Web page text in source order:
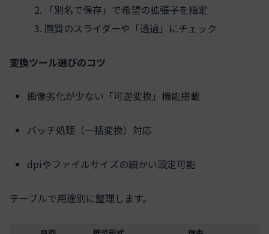
「別名で保存」で希望の拡張子を指定
画質のスライダーや「透過」にチェック
変換ツール選びのコツ
画像劣化が少ない「可逆変換」機能搭載
バッチ処理（一括変換）対応
dpiやファイルサイズの細かい設定可能
テーブルで用途別に整理します。